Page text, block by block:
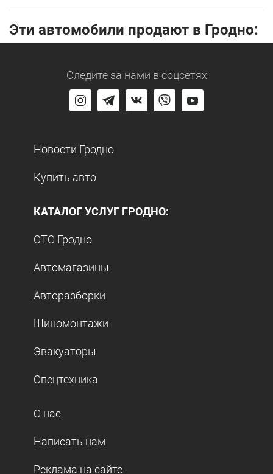
Эти автомобили продают в Гродно:
Следите за нами в соцсетях
Новости Гродно
Купить авто
КАТАЛОГ УСЛУГ ГРОДНО:
СТО Гродно
Автомагазины
Авторазборки
Шиномонтажи
Эвакуаторы
Спецтехника
О нас
Написать нам
Реклама на сайте